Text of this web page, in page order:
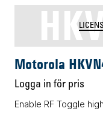
Motorola
Logga in för pris
Enable RF Toggle